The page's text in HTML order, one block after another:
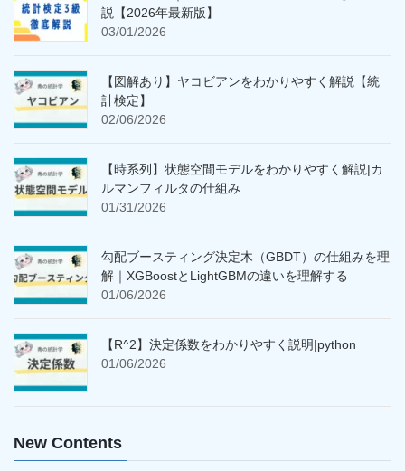
説【2026年最新版】
03/01/2026
【図解あり】ヤコビアンをわかりやすく解説【統
計検定】
02/06/2026
【時系列】状態空間モデルをわかりやすく解説|カ
ルマンフィルタの仕組み
01/31/2026
勾配ブースティング決定木（GBDT）の仕組みを理
解｜XGBoostとLightGBMの違いを理解する
01/06/2026
【R^2】決定係数をわかりやすく説明|python
01/06/2026
New Contents